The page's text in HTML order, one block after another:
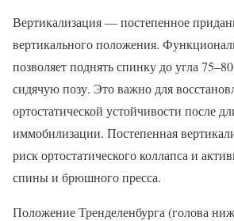
Вертикализация — постепенное
вертикального положения.
позволяет поднять спинку до угла
сидячую позу. Это важно для
ортостатической устойчивости после
иммобилизации. Постепенная
риск ортостатического коллапса и
спины и брюшного пресса.
Положение Тренделенбурга (голова